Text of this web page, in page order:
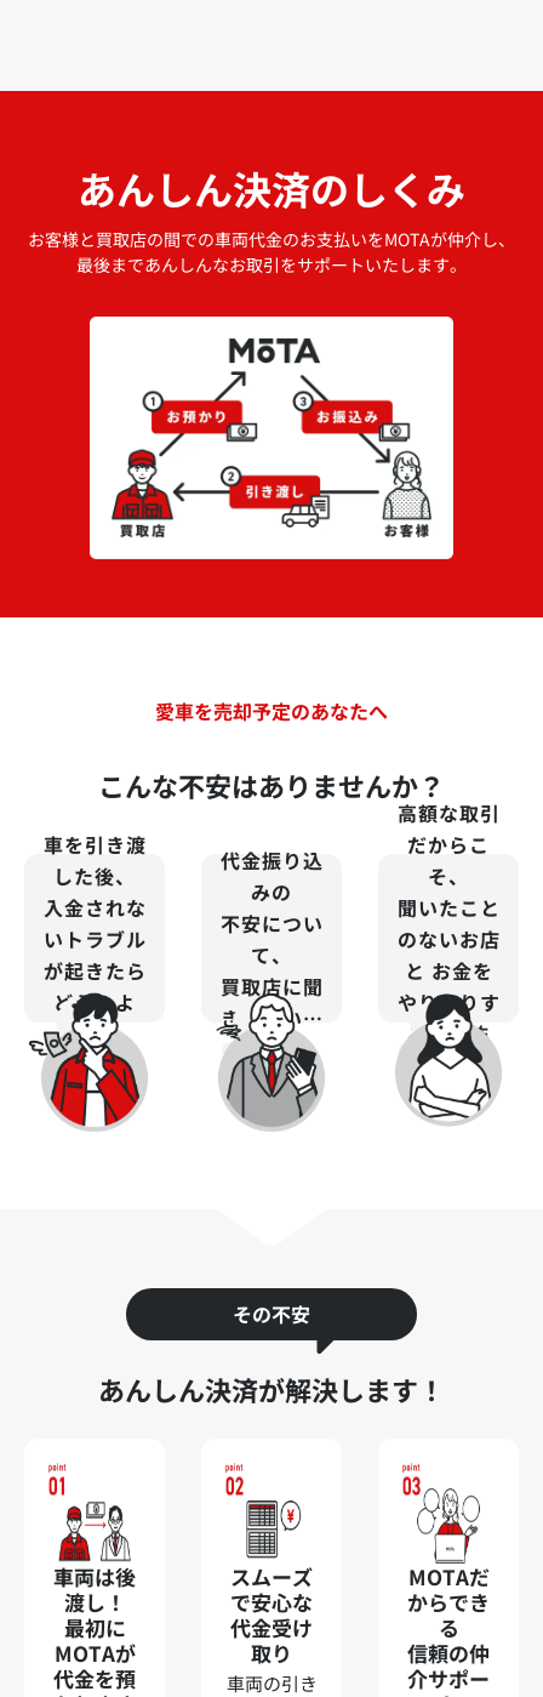
あんしん決済のしくみ
お客様と買取店の間での車両代金のお支払いをMOTAが仲介し、
最後まであんしんなお取引をサポートいたします。
愛車を売却予定のあなたへ
こんな不安はありませんか？
車を引き渡
した後、
入金されな
いトラブル
が起きたら
どうしよ
う…
代金振り込
みの
不安につい
て、
買取店に聞
きづらい…
高額な取引
だからこ
そ、
聞いたこと
のないお店
と お金を
やりとりす
るのが怖
い...
その不安
あんしん決済が解決します！
車両は後
渡し！
最初に
MOTAが
代金を預
スムーズ
で安心な
代金受け
取り
車両の引き
MOTAだ
からでき
る
信頼の仲
介サポー